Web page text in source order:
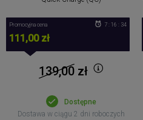
Promocyjna cena
111,00 zł
7 : 16 : 34
139,00zł
Dostępne
Dostawa w ciągu 2 dni roboczych